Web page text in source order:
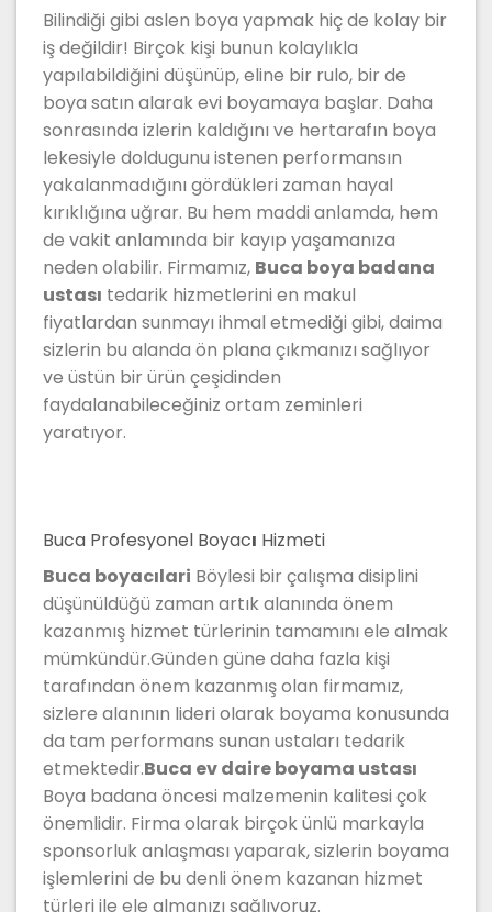
Bilindiği gibi aslen boya yapmak hiç de kolay bir
iş değildir! Birçok kişi bunun kolaylıkla
yapılabildiğini düşünüp, eline bir rulo, bir de
boya satın alarak evi boyamaya başlar. Daha
sonrasında izlerin kaldığını ve hertarafın boya
lekesiyle doldugunu istenen performansın
yakalanmadığını gördükleri zaman hayal
kırıklığına uğrar. Bu hem maddi anlamda, hem
de vakit anlamında bir kayıp yaşamanıza
neden olabilir. Firmamız, Buca boya badana
ustası tedarik hizmetlerini en makul
fiyatlardan sunmayı ihmal etmediği gibi, daima
sizlerin bu alanda ön plana çıkmanızı sağlıyor
ve üstün bir ürün çeşidinden
faydalanabileceğiniz ortam zeminleri
yaratıyor.
Buca Profesyonel Boyacı Hizmeti
Buca boyacılari Böylesi bir çalışma disiplini
düşünüldüğü zaman artık alanında önem
kazanmış hizmet türlerinin tamamını ele almak
mümkündür.Günden güne daha fazla kişi
tarafından önem kazanmış olan firmamız,
sizlere alanının lideri olarak boyama konusunda
da tam performans sunan ustaları tedarik
etmektedir.Buca ev daire boyama ustası
Boya badana öncesi malzemenin kalitesi çok
önemlidir. Firma olarak birçok ünlü markayla
sponsorluk anlaşması yaparak, sizlerin boyama
işlemlerini de bu denli önem kazanan hizmet
türleri ile ele almanızı sağlıyoruz.